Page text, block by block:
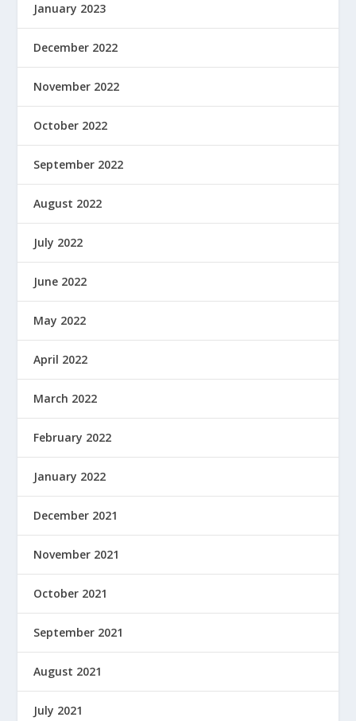
January 2023
December 2022
November 2022
October 2022
September 2022
August 2022
July 2022
June 2022
May 2022
April 2022
March 2022
February 2022
January 2022
December 2021
November 2021
October 2021
September 2021
August 2021
July 2021